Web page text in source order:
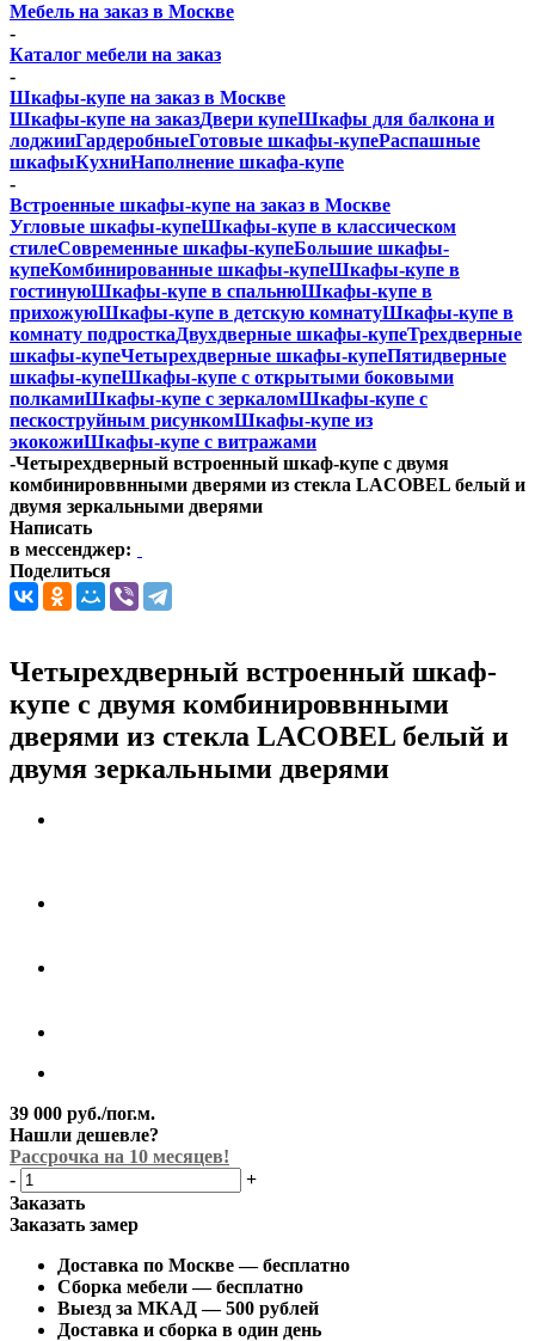
Мебель на заказ в Москве
-
Каталог мебели на заказ
-
Шкафы-купе на заказ в Москве
Шкафы-купе на заказДвери купеШкафы для балкона и
лоджииГардеробныеГотовые шкафы-купеРаспашные
шкафыКухниНаполнение шкафа-купе
-
Встроенные шкафы-купе на заказ в Москве
Угловые шкафы-купеШкафы-купе в классическом
стилеСовременные шкафы-купеБольшие шкафы-
купеКомбинированные шкафы-купеШкафы-купе в
гостинуюШкафы-купе в спальнюШкафы-купе в
прихожуюШкафы-купе в детскую комнатуШкафы-купе в
комнату подросткаДвухдверные шкафы-купеТрехдверные
шкафы-купеЧетырехдверные шкафы-купеПятидверные
шкафы-купеШкафы-купе с открытыми боковыми
полкамиШкафы-купе с зеркаломШкафы-купе с
пескоструйным рисункомШкафы-купе из
экокожиШкафы-купе с витражами
-Четырехдверный встроенный шкаф-купе с двумя
комбинироввнными дверями из стекла LACOBEL белый и
двумя зеркальными дверями
Написать
в мессенджер:
Поделиться
Четырехдверный встроенный шкаф-
купе с двумя комбинироввнными
дверями из стекла LACOBEL белый и
двумя зеркальными дверями
39 000 руб./пог.м.
Нашли дешевле?
Рассрочка на 10 месяцев!
-
+
Заказать
Заказать замер
Доставка по Москве —бесплатно
Сборка мебели —бесплатно
Выезд за МКАД — 500 рублей
Доставка и сборка в один день